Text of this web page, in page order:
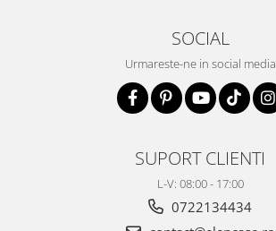
SOCIAL
Urmareste-ne in social media
SUPORT CLIENTI
L-V: 08:00 - 17:00
0722134434